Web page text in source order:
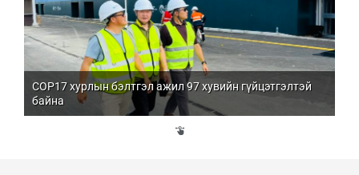
COP17 хурлын бэлтгэл ажил 97 хувийн гүйцэтгэлтэй
байна